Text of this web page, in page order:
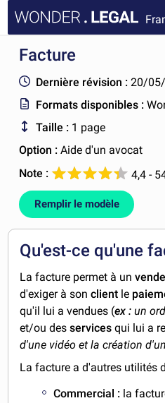
ACCUEIL
DOCUMENTS
FAQ
MON COMPTE
Facture
Dernière révision : 20/
Formats disponibles :
Taille : 1 page
Option :Aide d'un avocat
Note :
4,4 -
Remplir le modèle
Qu'est-ce qu'une
La facture permet à un
d'exiger à sonclient le
qu'il lui a vendues (ex : un
et/ou desservicesqui lui a
d'une vidéo et la création
La facture a d'autres utilités
Commercial : la